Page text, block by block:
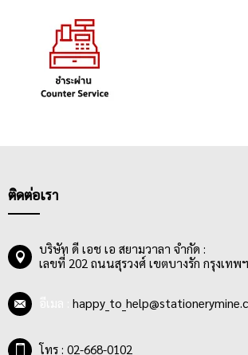
ติดต่อเรา
บริษัท ดี เอช เอ สยามวาลา จำกัด :
เลขที่ 202 ถนนสุรวงศ์ เขตบางรัก กรุงเทพ
โทร : 02-668-0102